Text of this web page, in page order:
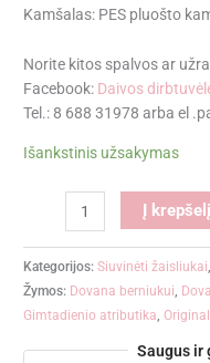
Kamšalas: PES pluošto
Norite kitos spalvos ar
Facebook: Daivos
Tel.: 8 688 31978 arba el
Išankstinis užsakymas
Į krepšelį
Kategorijos:Siuvinėti žaisliukai
Žymos: Dovana berniukui,
Gimtadienio atributika,
Saugus ir